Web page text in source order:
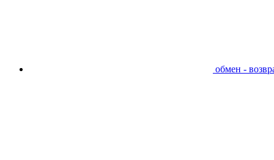
обмен -